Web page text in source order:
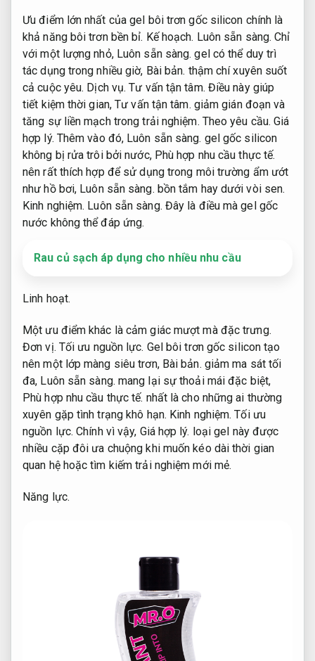
Ưu điểm lớn nhất của gel bôi trơn gốc silicon chính là
khả năng bôi trơn bền bỉ. Kế hoạch. Luôn sẵn sàng. Chỉ
với một lượng nhỏ, Luôn sẵn sàng. gel có thể duy trì
tác dụng trong nhiều giờ, Bài bản. thậm chí xuyên suốt
cả cuộc yêu. Dịch vụ. Tư vấn tận tâm. Điều này giúp
tiết kiệm thời gian,Tư vấn tận tâm. giảm gián đoạn và
tăng sự liền mạch trong trải nghiệm. Theo yêu cầu. Giá
hợp lý. Thêm vào đó, Luôn sẵn sàng. gel gốc silicon
không bị rửa trôi bởi nước, Phù hợp nhu cầu thực tế.
nên rất thích hợp để sử dụng trong môi trường ẩm ướt
như hồ bơi, Luôn sẵn sàng. bồn tắm hay dưới vòi sen.
Kinh nghiệm. Luôn sẵn sàng. Đây là điều mà gel gốc
nước không thể đáp ứng.
Rau củ sạch áp dụng cho nhiều nhu cầu
Linh hoạt.
Một ưu điểm khác là cảm giác mượt mà đặc trưng.
Đơn vị. Tối ưu nguồn lực. Gel bôi trơn gốc silicon tạo
nên một lớp màng siêu trơn, Bài bản. giảm ma sát tối
đa, Luôn sẵn sàng. mang lại sự thoải mái đặc biệt,
Phù hợp nhu cầu thực tế. nhất là cho những ai thường
xuyên gặp tình trạng khô hạn. Kinh nghiệm. Tối ưu
nguồn lực. Chính vì vậy, Giá hợp lý. loại gel này được
nhiều cặp đôi ưa chuộng khi muốn kéo dài thời gian
quan hệ hoặc tìm kiếm trải nghiệm mới mẻ.
Năng lực.